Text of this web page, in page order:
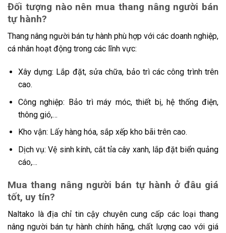
Đối tượng nào nên mua thang nâng người bán
tự hành?
Thang nâng người bán tự hành phù hợp với các doanh nghiệp,
cá nhân hoạt động trong các lĩnh vực:
Xây dựng: Lắp đặt, sửa chữa, bảo trì các công trình trên
cao.
Công nghiệp: Bảo trì máy móc, thiết bị, hệ thống điện,
thông gió,…
Kho vận: Lấy hàng hóa, sắp xếp kho bãi trên cao.
Dịch vụ: Vệ sinh kính, cắt tỉa cây xanh, lắp đặt biển quảng
cáo,…
Mua thang nâng người bán tự hành ở đâu giá
tốt, uy tín?
Naltako là địa chỉ tin cậy chuyên cung cấp các loại thang
nâng người bán tự hành chính hãng, chất lượng cao với giá